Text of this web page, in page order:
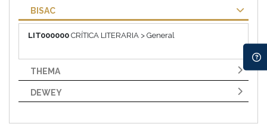
BISAC
LIT000000 CRÍTICA LITERARIA > General
THEMA
DEWEY